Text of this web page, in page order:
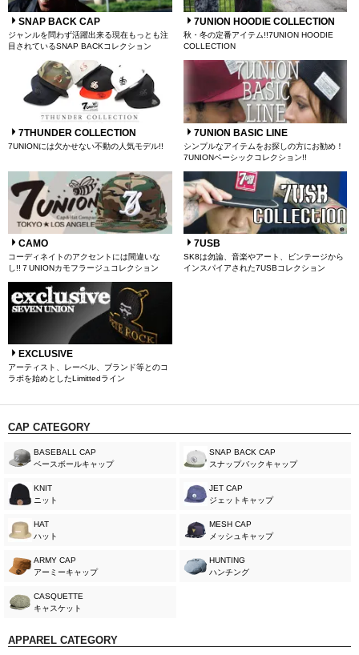
SNAP BACK CAP
ジャンルを問わず活躍出来る現在もっとも注
目されているSNAP BACKコレクション
7UNION HOODIE COLLECTION
秋・冬の定番アイテム!!7UNION HOODIE
COLLECTION
7THUNDER COLLECTION
7UNIONには欠かせない不動の人気モデル!!
7UNION BASIC LINE
シンプルなアイテムをお探しの方にお勧め！
7UNIONベーシックコレクション!!
CAMO
コーディネイトのアクセントには間違いな
し!!７UNIONカモフラージュコレクション
7USB
SK8は勿論、音楽やアート、ビンテージから
インスパイアされた7USBコレクション
EXCLUSIVE
アーティスト、レーベル、ブランド等とのコ
ラボを始めとしたLimittedライン
CAP CATEGORY
BASEBALL CAP
ベースボールキャップ
SNAP BACK CAP
スナップバックキャップ
KNIT
ニット
JET CAP
ジェットキャップ
HAT
ハット
MESH CAP
メッシュキャップ
ARMY CAP
アーミーキャップ
HUNTING
ハンチング
CASQUETTE
キャスケット
APPAREL CATEGORY